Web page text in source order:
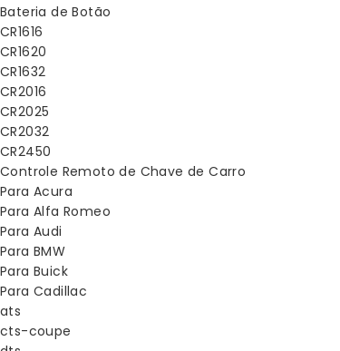
Bateria de Botão
CR1616
CR1620
CR1632
CR2016
CR2025
CR2032
CR2450
Controle Remoto de Chave de Carro
Para Acura
Para Alfa Romeo
Para Audi
Para BMW
Para Buick
Para Cadillac
ats
cts-coupe